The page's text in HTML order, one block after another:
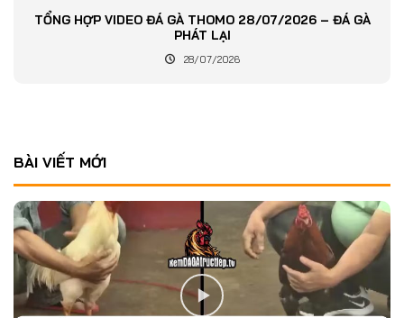
TỔNG HỢP VIDEO ĐÁ GÀ THOMO 28/07/2026 – ĐÁ GÀ
PHÁT LẠI
28/07/2026
BÀI VIẾT MỚI